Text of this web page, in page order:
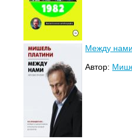
Между нами
Автор: